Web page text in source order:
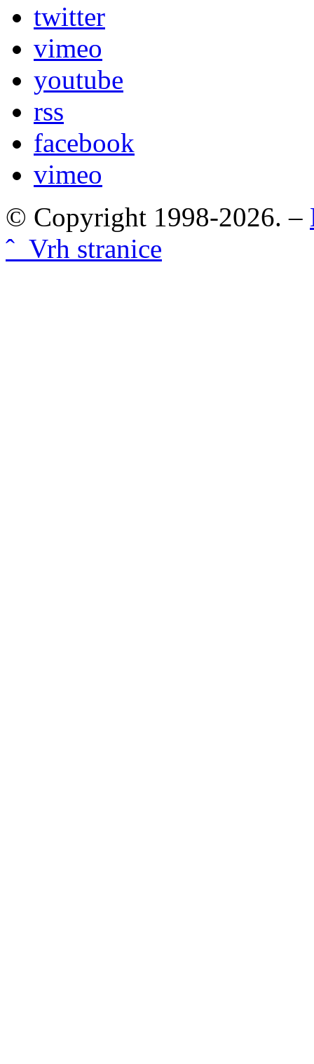
twitter
vimeo
youtube
rss
facebook
vimeo
© Copyright 1998-2026. –
ˆ Vrh stranice